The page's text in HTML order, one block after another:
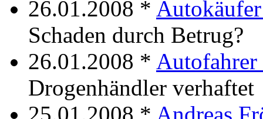
26.01.2008 *
Schaden durch Betrug?
26.01.2008 *
Drogenhändler verhaftet
25.01.2008 * Andreas